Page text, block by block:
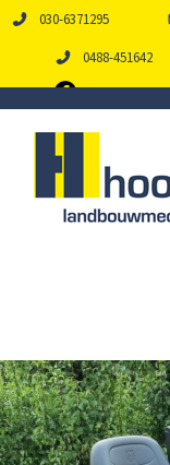
030-6371295
0488-451642